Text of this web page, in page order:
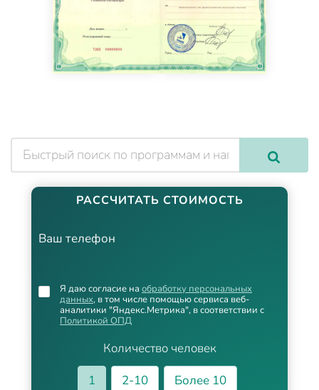
РАССЧИТАТЬ СТОИМОСТЬ
Ваш телефон
Количество человек
1
2-10
Более 10
Я даю согласие на обработку персональных
данных, в том числе помощью сервиса веб-
аналитики "Яндекс.Метрика", в соответствии с
Политикой ОПД